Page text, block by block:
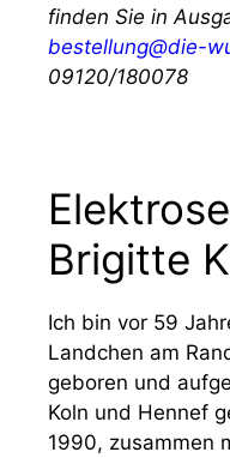
finden Sie in
bestellung@die-
09120/180078
Brigitte
Ich bin vor 59
Landchen am
geboren und
Koln und Hennef
1990, zusammen